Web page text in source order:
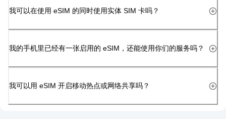
我可以在使用 eSIM 的同时使用实体 SIM 卡吗？
我的手机里已经有一张启用的 eSIM，还能使用你们的服务吗？
我可以用 eSIM 开启移动热点或网络共享吗？